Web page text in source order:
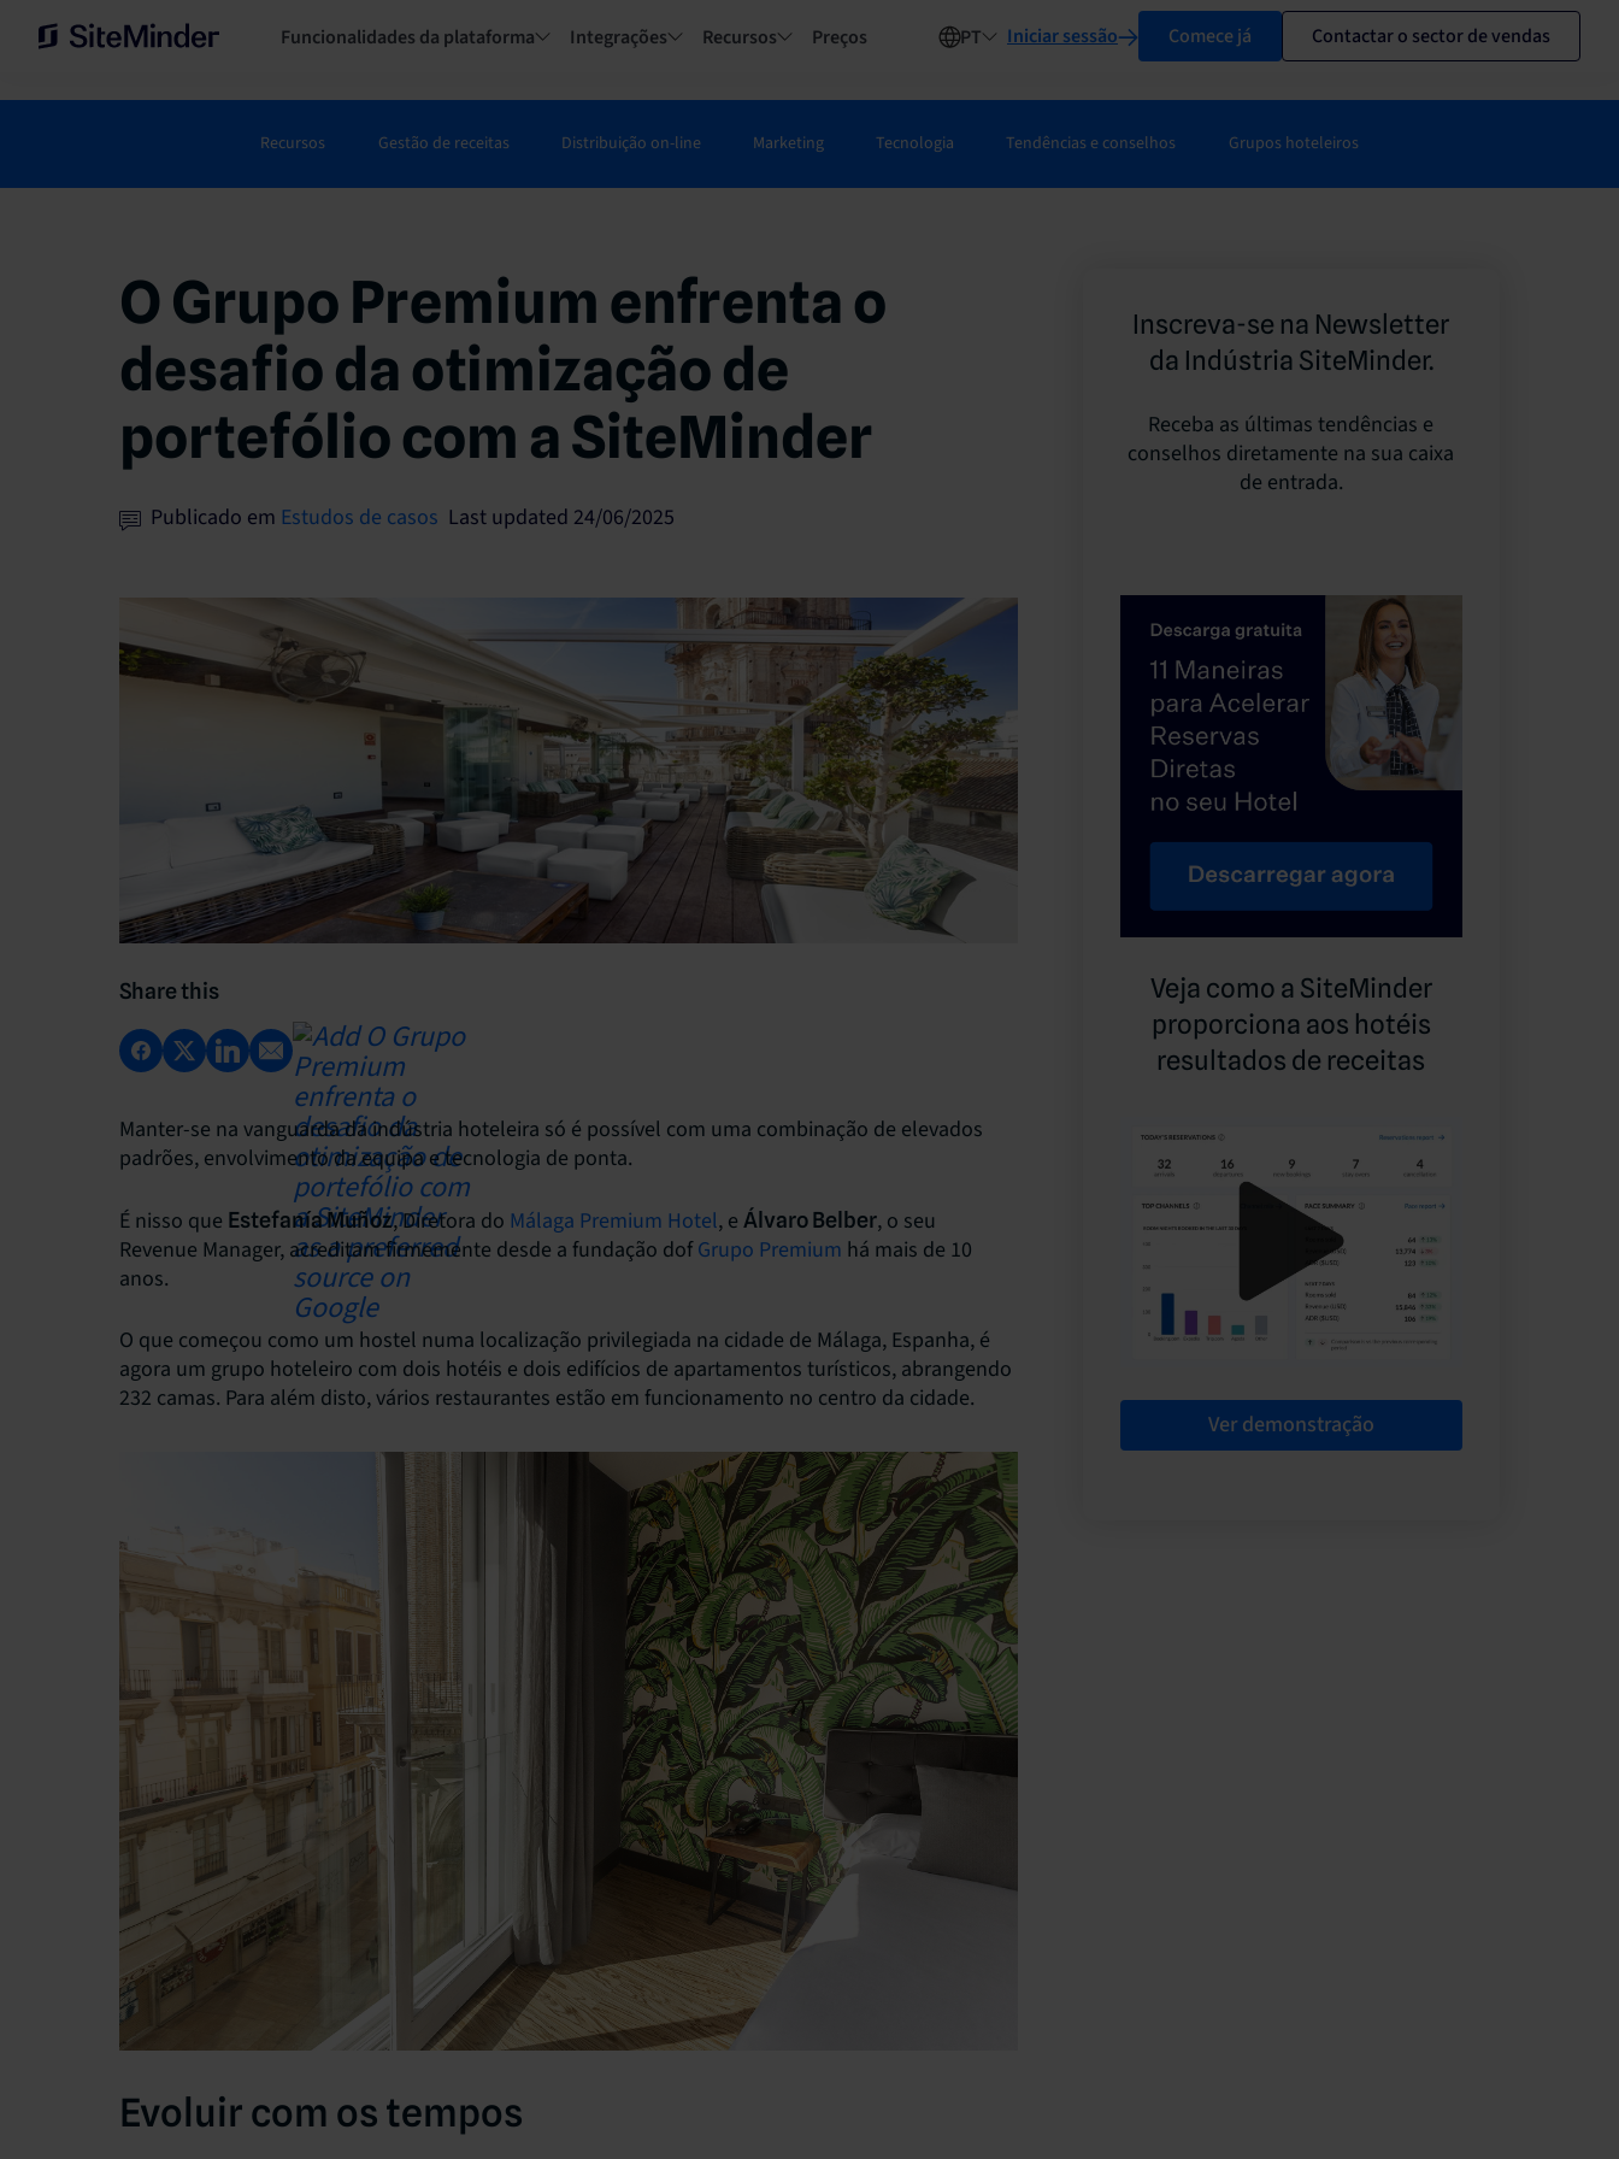
Funcionalidades da plataforma Integrações Recursos Preços PT Iniciar sessão Comece já Contactar o sector de vendas
Recursos Gestão de receitas Distribuição on-line Marketing Tecnologia Tendências e conselhos Grupos hoteleiros
O Grupo Premium enfrenta o
desafio da otimização de
portefólio com a SiteMinder
Publicado em Estudos de casos Last updated 24/06/2025
Share this
Manter-se na vanguarda da indústria hoteleira só é possível com uma combinação de elevados
padrões, envolvimento da equipa e tecnologia de ponta.
É nisso que Estefanía Muñoz, Diretora do Málaga Premium Hotel, e Álvaro Belber, o seu
Revenue Manager, acreditam firmemente desde a fundação dofGrupo Premium há mais de 10
anos.
O que começou como um hostel numa localização privilegiada na cidade de Málaga, Espanha, é
agora um grupo hoteleiro com dois hotéis e dois edifícios de apartamentos turísticos, abrangendo
232 camas. Para além disto, vários restaurantes estão em funcionamento no centro da cidade.
Evoluir com os tempos
Inscreva-se na Newsletter
da Indústria SiteMinder.
Receba as últimas tendências e
conselhos diretamente na sua caixa
de entrada.
Veja como a SiteMinder
proporciona aos hotéis
resultados de receitas
Ver demonstração